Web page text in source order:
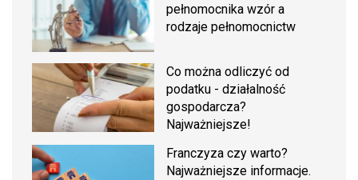
pełnomocnika wzór a
rodzaje pełnomocnictw
Co można odliczyć od
podatku - działalność
gospodarcza?
Najważniejsze!
Franczyza czy warto?
Najważniejsze informacje.